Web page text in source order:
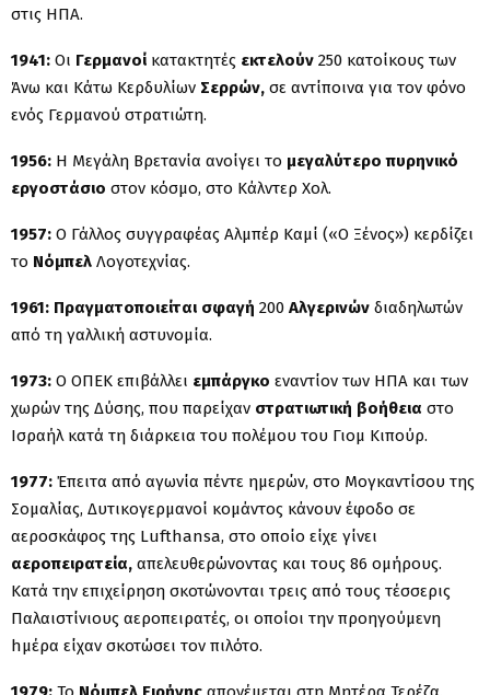
στις ΗΠΑ.
1941: Οι Γερμανοί κατακτητές εκτελούν 250 κατοίκους των
Άνω και Κάτω Κερδυλίων Σερρών, σε αντίποινα για τον φόνο
ενός Γερμανού στρατιώτη.
1956: Η Μεγάλη Βρετανία ανοίγει το μεγαλύτερο πυρηνικό
εργοστάσιο στον κόσμο, στο Κάλντερ Χολ.
1957: Ο Γάλλος συγγραφέας Αλμπέρ Καμί («Ο Ξένος») κερδίζει
το Νόμπελ Λογοτεχνίας.
1961: Πραγματοποιείται σφαγή 200 Αλγερινών διαδηλωτών
από τη γαλλική αστυνομία.
1973: Ο ΟΠΕΚ επιβάλλει εμπάργκο εναντίον των ΗΠΑ και των
χωρών της Δύσης, που παρείχαν στρατιωτική βοήθεια στο
Ισραήλ κατά τη διάρκεια του πολέμου του Γιομ Κιπούρ.
1977: Έπειτα από αγωνία πέντε ημερών, στο Μογκαντίσου της
Σομαλίας, Δυτικογερμανοί κομάντος κάνουν έφοδο σε
αεροσκάφος της Lufthansa, στο οποίο είχε γίνει
αεροπειρατεία, απελευθερώνοντας και τους 86 ομήρους.
Κατά την επιχείρηση σκοτώνονται τρεις από τους τέσσερις
Παλαιστίνιους αεροπειρατές, οι οποίοι την προηγούμενη
hμέρα είχαν σκοτώσει τον πιλότο.